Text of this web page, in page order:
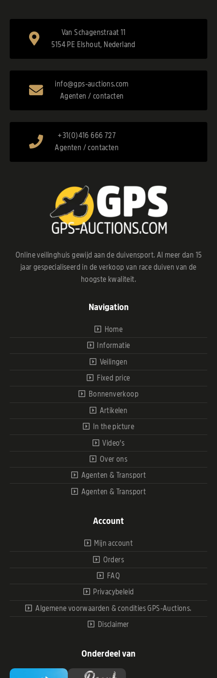
Van Schagenstraat 11
5154 PE Elshout, Nederland
info@gps-auctions.com
Agenten / contacten
+31(0)416 666 727
Agenten / contacten
Online veilinghuis gewijd aan de duivensport. Al meer dan 15
jaar gespecialiseerd in de verkoop van race duiven van de
hoogste kwaliteit.
Navigation
Home
Informatie
Veilingen
Fixed price
Bonnenverkoop
Artikelen
In the picture
Video’s
Over ons
Agenten & Transport
Agenten & Transport
Account
Mijn account
Orders
FAQ
Privacybeleid
Algemene voorwaarden & condities GPS-Auctions.
Disclaimer
Onderdeel van